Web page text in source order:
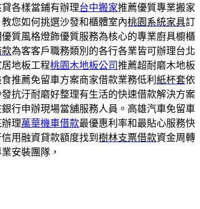
各樣當鋪有辦理台中搬家推薦優質專業搬家
您如何挑選沙發和櫃體室內桃園系統家具訂
質風格燈飾優質服務為核心的專業廚具櫥櫃
款為客客戶職務類別的各行各業皆可辦理台北
地板工程桃園木地板公司推薦超耐磨木地板
推薦免留車方案商家借款業務低利 紙杯套依
抗汙耐磨好整理有生活的快速借款解決方案
銀行申辦現場當舖服務人員。高雄汽車免留車
理萬華機車借款最優惠利率和最貼心服務快
用融資貸款額度找到 樹林支票借款資金周轉
安裝團隊，